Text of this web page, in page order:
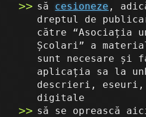
să cesioneze ,
dreptul de
către “Asociația
Școlari” a
sunt necesare și
aplicația sa la
descrieri, eseuri,
digitale
să se oprească